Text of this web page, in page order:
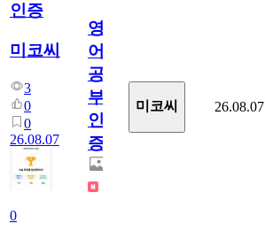
인증
미코씨
3
0
0
26.08.07
0
영
어
공
부
인
증
미코씨 26.08.07